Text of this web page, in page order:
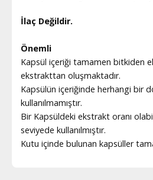
İlaç Değildir.
Önemli
Kapsül içeriği tamamen bitkiden
ekstrakttan oluşmaktadır.
Kapsülün içeriğinde herhangi bir
kullanılmamıştır.
Bir Kapsüldeki ekstrakt oranı
seviyede kullanılmıştır.
Kutu içinde bulunan kapsüller